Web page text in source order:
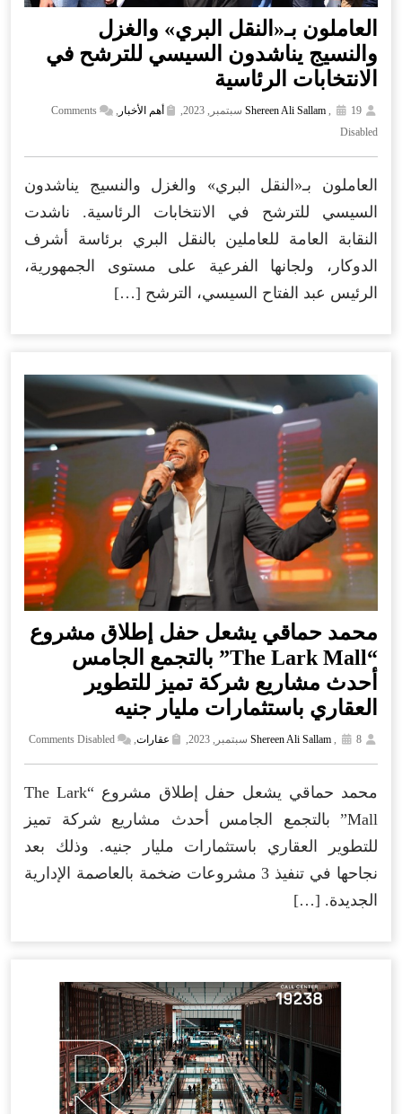
العاملون بـ«النقل البري» والغزل
والنسيج يناشدون السيسي للترشح في
الانتخابات الرئاسية
Shereen Ali Sallam , 19 سبتمبر, 2023, أهم الأخبار ,
Comments
Disabled
العاملون بـ«النقل البري» والغزل والنسيج يناشدون
السيسي للترشح في الانتخابات الرئاسية. ناشدت
النقابة العامة للعاملين بالنقل البري برئاسة أشرف
الدوكار، ولجانها الفرعية على مستوى الجمهورية،
الرئيس عبد الفتاح السيسي، الترشح […]
محمد حماقي يشعل حفل إطلاق مشروع
“The Lark Mall” بالتجمع الجامس
أحدث مشاريع شركة تميز للتطوير
العقاري باستثمارات مليار جنيه
Shereen Ali Sallam , 8 سبتمبر, 2023, عقارات,
Comments Disabled
محمد حماقي يشعل حفل إطلاق مشروع “The Lark
Mall” بالتجمع الجامس أحدث مشاريع شركة تميز
للتطوير العقاري باستثمارات مليار جنيه. وذلك بعد
نجاحها في تنفيذ 3 مشروعات ضخمة بالعاصمة الإدارية
الجديدة. […]